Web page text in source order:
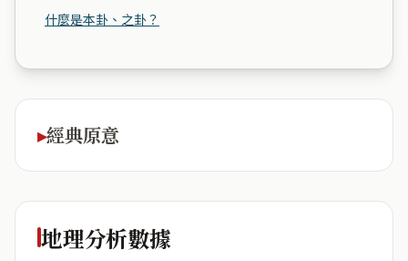
什麼是本卦、之卦？
經典原意
地理分析數據